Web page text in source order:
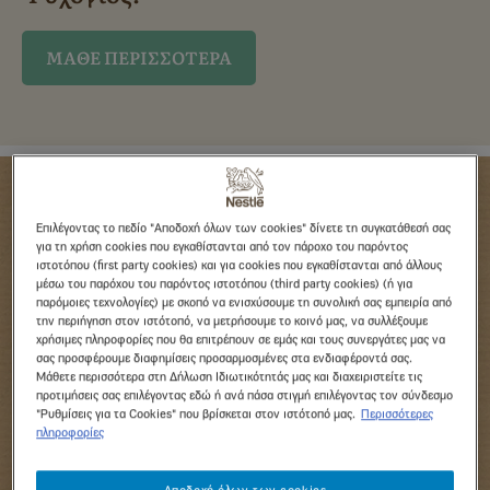
ΜΑΘΕ ΠΕΡΙΣΣΟΤΕΡΑ
Το γλυκό του μήνα
Χριστουγεννιάτικοι κύβοι
Επιλέγοντας το πεδίο "Αποδοχή όλων των cookies" δίνετε τη συγκατάθεσή σας
για τη χρήση cookies που εγκαθίστανται από τον πάροχο του παρόντος
ιστοτόπου (first party cookies) και για cookies που εγκαθίστανται από άλλους
μέσω του παρόχου του παρόντος ιστοτόπου (third party cookies) (ή για
παρόμοιες τεχνολογίες) με σκοπό να ενισχύσουμε τη συνολική σας εμπειρία από
την περιήγηση στον ιστότοπό, να μετρήσουμε το κοινό μας, να συλλέξουμε
χρήσιμες πληροφορίες που θα επιτρέπουν σε εμάς και τους συνεργάτες μας να
σας προσφέρουμε διαφημίσεις προσαρμοσμένες στα ενδιαφέροντά σας.
Μάθετε περισσότερα στη Δήλωση Ιδιωτικότητάς μας και διαχειριστείτε τις
προτιμήσεις σας επιλέγοντας εδώ ή ανά πάσα στιγμή επιλέγοντας τον σύνδεσμο
"Ρυθμίσεις για τα Cookies" που βρίσκεται στον ιστότοπό μας.
Περισσότερες
πληροφορίες